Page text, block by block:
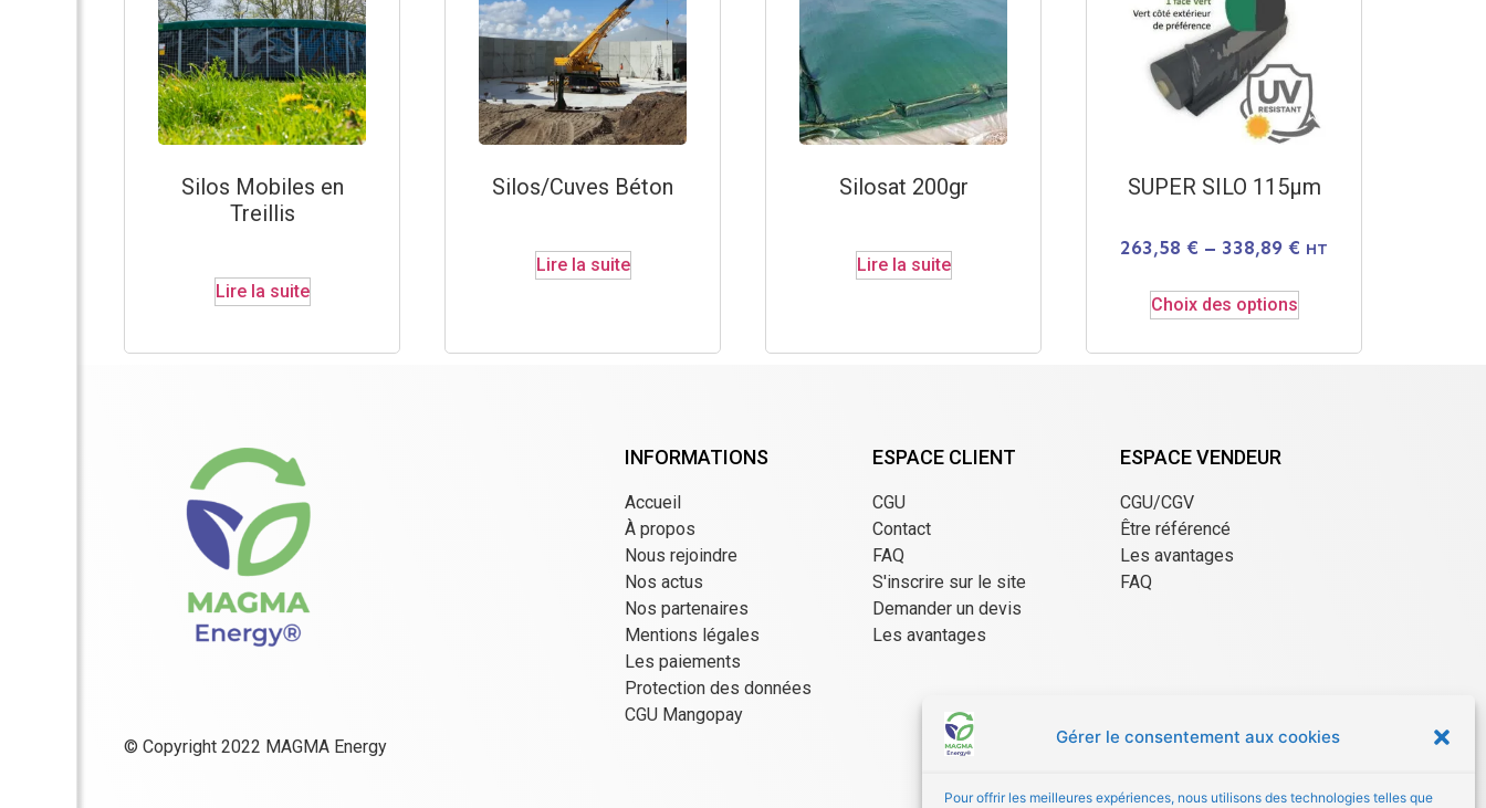
Gérer le consentement aux cookies
Pour offrir les meilleures expériences, nous utilisons des technologies telles que
Silos Mobiles en
Treillis
Lire la suite
Silos/Cuves Béton
Lire la suite
Silosat 200gr
Lire la suite
SUPER SILO 115µm
263,58 € – 338,89 € HT
Choix des options
INFORMATIONS
Accueil
À propos
Nous rejoindre
Nos actus
Nos partenaires
Mentions légales
Les paiements
Protection des données
CGU Mangopay
ESPACE CLIENT
CGU
Contact
FAQ
S'inscrire sur le site
Demander un devis
Les avantages
ESPACE VENDEUR
CGU/CGV
Être référencé
Les avantages
FAQ
© Copyright 2022 MAGMA Energy